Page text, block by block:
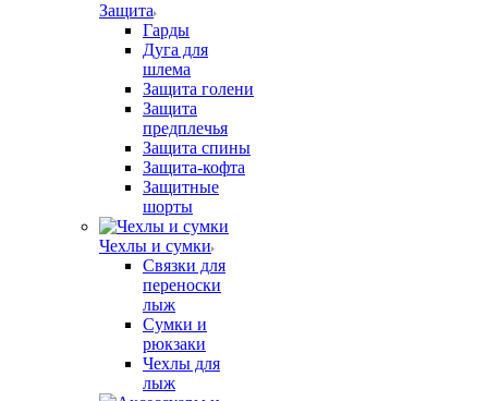
Защита
Гарды
Дуга для
шлема
Защита голени
Защита
предплечья
Защита спины
Защита-кофта
Защитные
шорты
Чехлы и сумки
Связки для
переноски
лыж
Сумки и
рюкзаки
Чехлы для
лыж